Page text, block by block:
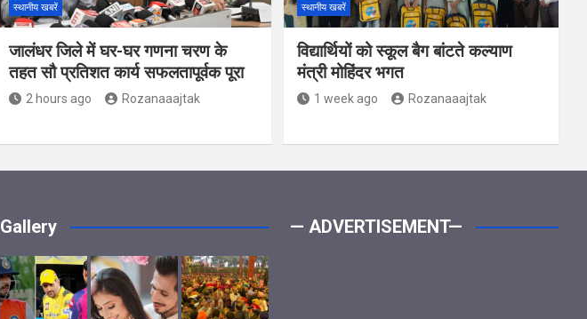
स्थानीय खबरें
जालंधर जिले में घर-घर गणना चरण के
तहत सौ प्रतिशत कार्य सफलतापूर्वक पूरा
2 hours ago Rozanaaajtak
स्थानीय खबरें
विद्यार्थियों को स्कूल बैग बांटते कल्याण
मंत्री मोहिंदर भगत
1 week ago Rozanaaajtak
Gallery — ADVERTISEMENT—